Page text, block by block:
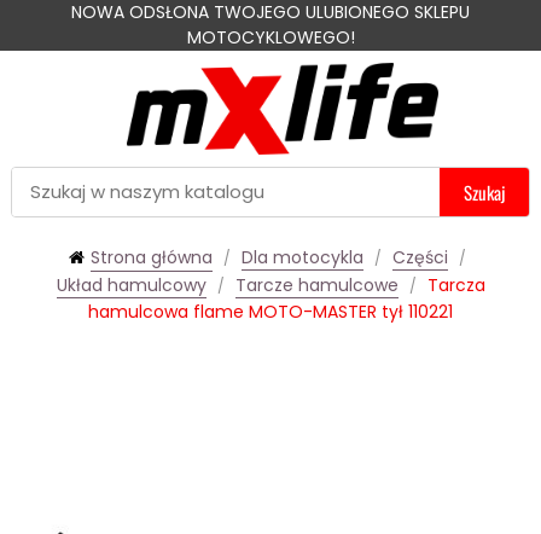
NOWA ODSŁONA TWOJEGO ULUBIONEGO SKLEPU
MOTOCYKLOWEGO!
Szukaj
Strona główna Dla motocykla
Części
Układ hamulcowy
Tarcze hamulcowe
Tarcza
hamulcowa flame MOTO-MASTER tył 110221